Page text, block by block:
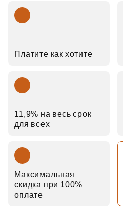
Платите как хотите
11,9% на весь срок
для всех
Максимальная
скидка при 100%
оплате